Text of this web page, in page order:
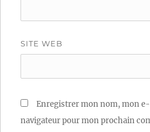
SITE WEB
Enregistrer mon nom, mon
navigateur pour mon prochain